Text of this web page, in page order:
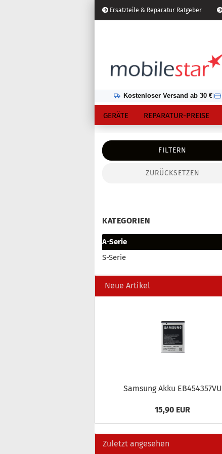
Ersatzteile & Reparatur Ratgeber
Kostenloser Versand ab 30 €
GERÄTE REPARATUR-PREISE
FILTERN
ZURÜCKSETZEN
KATEGORIEN
A-Serie
S-Serie
Neue Artikel
Sam­sung Akku EB454357VU
15,90 EUR
Zuletzt angesehen